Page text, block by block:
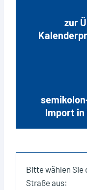
zur
Import in
Bitte wählen Sie
Straße aus: